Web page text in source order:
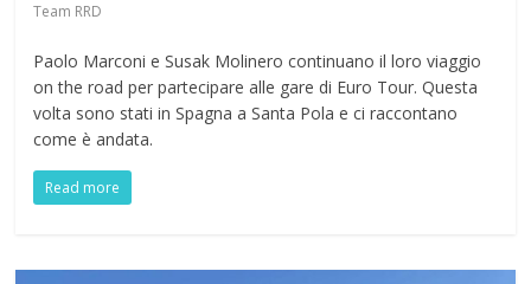
Team RRD
Paolo Marconi e Susak Molinero continuano il loro viaggio
on the road per partecipare alle gare di Euro Tour. Questa
volta sono stati in Spagna a Santa Pola e ci raccontano
come è andata.
Read more